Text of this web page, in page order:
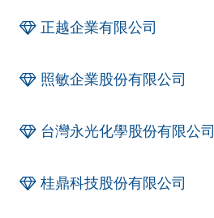
正越企業有限公司
照敏企業股份有限公司
台灣永光化學股份有限公司
桂鼎科技股份有限公司